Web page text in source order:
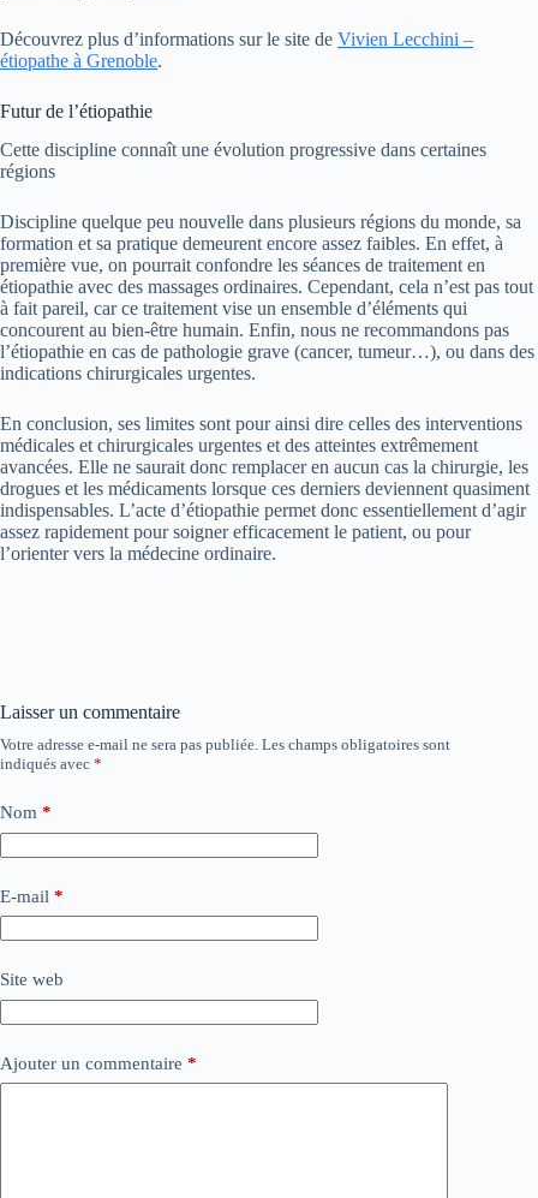
Découvrez plus d’informations sur le site de Vivien Lecchini –
étiopathe à Grenoble.
Futur de l’étiopathie
Cette discipline connaît une évolution progressive dans certaines
régions
Discipline quelque peu nouvelle dans plusieurs régions du monde, sa
formation et sa pratique demeurent encore assez faibles. En effet, à
première vue, on pourrait confondre les séances de traitement en
étiopathie avec des massages ordinaires. Cependant, cela n’est pas tout
à fait pareil, car ce traitement vise un ensemble d’éléments qui
concourent au bien-être humain. Enfin, nous ne recommandons pas
l’étiopathie en cas de pathologie grave (cancer, tumeur…), ou dans des
indications chirurgicales urgentes.
En conclusion, ses limites sont pour ainsi dire celles des interventions
médicales et chirurgicales urgentes et des atteintes extrêmement
avancées. Elle ne saurait donc remplacer en aucun cas la chirurgie, les
drogues et les médicaments lorsque ces derniers deviennent quasiment
indispensables. L’acte d’étiopathie permet donc essentiellement d’agir
assez rapidement pour soigner efficacement le patient, ou pour
l’orienter vers la médecine ordinaire.
Laisser un commentaire
Votre adresse e-mail ne sera pas publiée. Les champs obligatoires sont
indiqués avec *
Nom *
E-mail *
Site web
Ajouter un commentaire *